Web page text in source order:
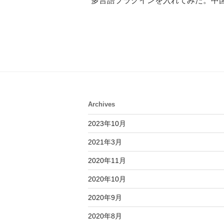
Archives
2023年10月
2021年3月
2020年11月
2020年10月
2020年9月
2020年8月